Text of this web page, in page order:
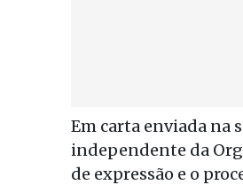
Em carta enviada na
independente da
de expressão e o